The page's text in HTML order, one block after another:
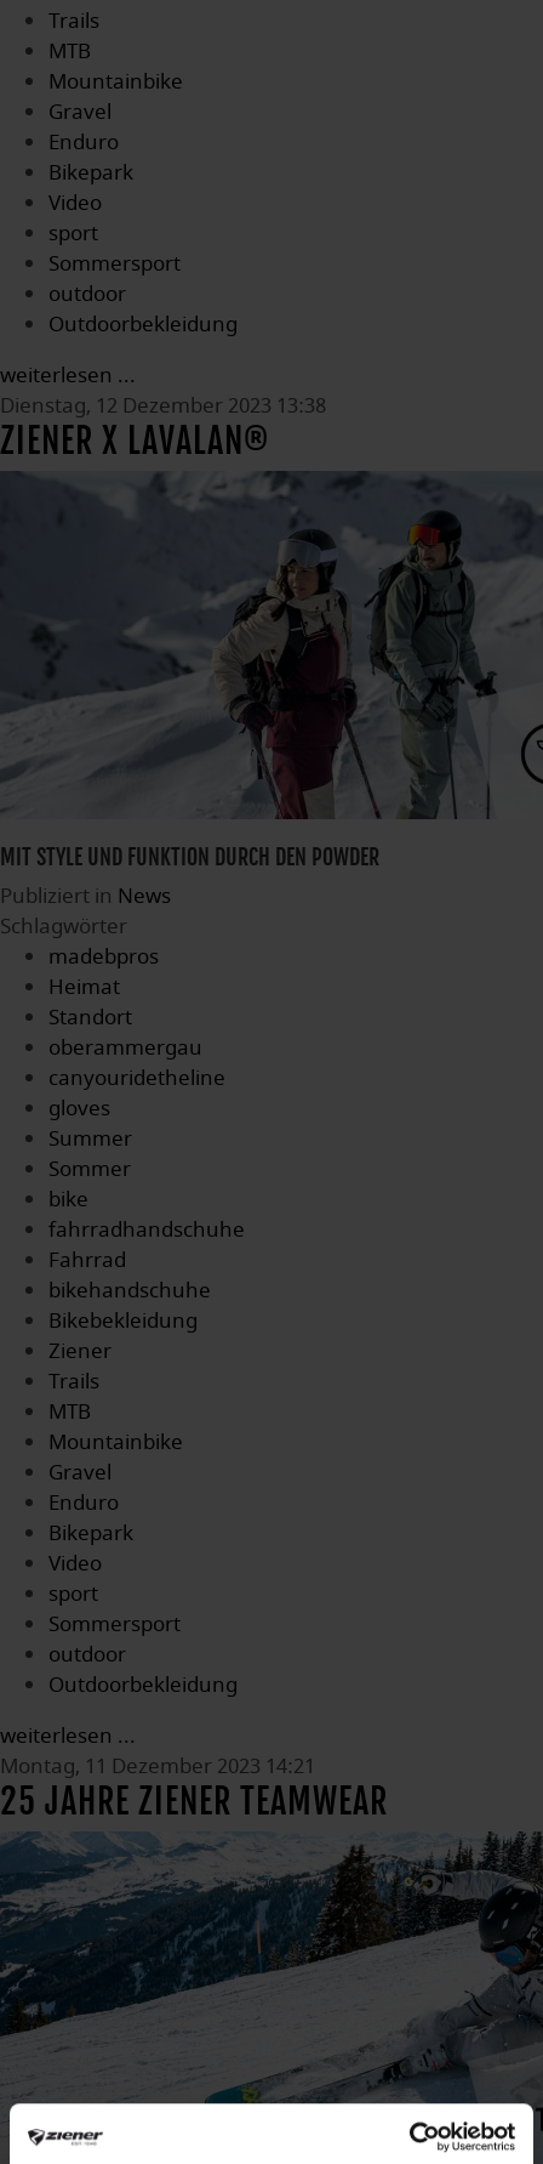
Trails
MTB
Mountainbike
Gravel
Enduro
Bikepark
Video
sport
Sommersport
outdoor
Outdoorbekleidung
weiterlesen ...
Dienstag, 12 Dezember 2023 13:38
ZIENER X LAVALAN®
MIT STYLE UND FUNKTION DURCH DEN POWDER
Publiziert in News
Schlagwörter
madebpros
Heimat
Standort
oberammergau
canyouridetheline
gloves
Summer
Sommer
bike
fahrradhandschuhe
Fahrrad
bikehandschuhe
Bikebekleidung
Ziener
Trails
MTB
Mountainbike
Gravel
Enduro
Bikepark
Video
sport
Sommersport
outdoor
Outdoorbekleidung
weiterlesen ...
Montag, 11 Dezember 2023 14:21
25 JAHRE ZIENER TEAMWEAR